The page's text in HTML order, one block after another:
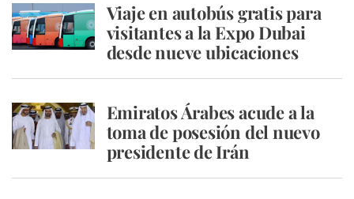
Viaje en autobús gratis para
visitantes a la Expo Dubai
desde nueve ubicaciones
Emiratos Árabes acude a la
toma de posesión del nuevo
presidente de Irán